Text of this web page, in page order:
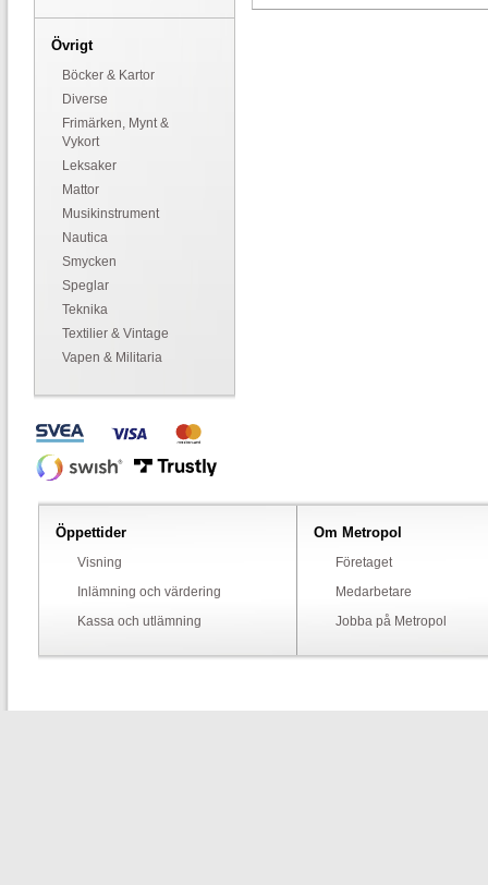
Övrigt
Böcker & Kartor
Diverse
Frimärken, Mynt &
Vykort
Leksaker
Mattor
Musikinstrument
Nautica
Smycken
Speglar
Teknika
Textilier & Vintage
Vapen & Militaria
Öppettider
Visning
Inlämning och värdering
Kassa och utlämning
Om Metropol
Företaget
Medarbetare
Jobba på Metropol